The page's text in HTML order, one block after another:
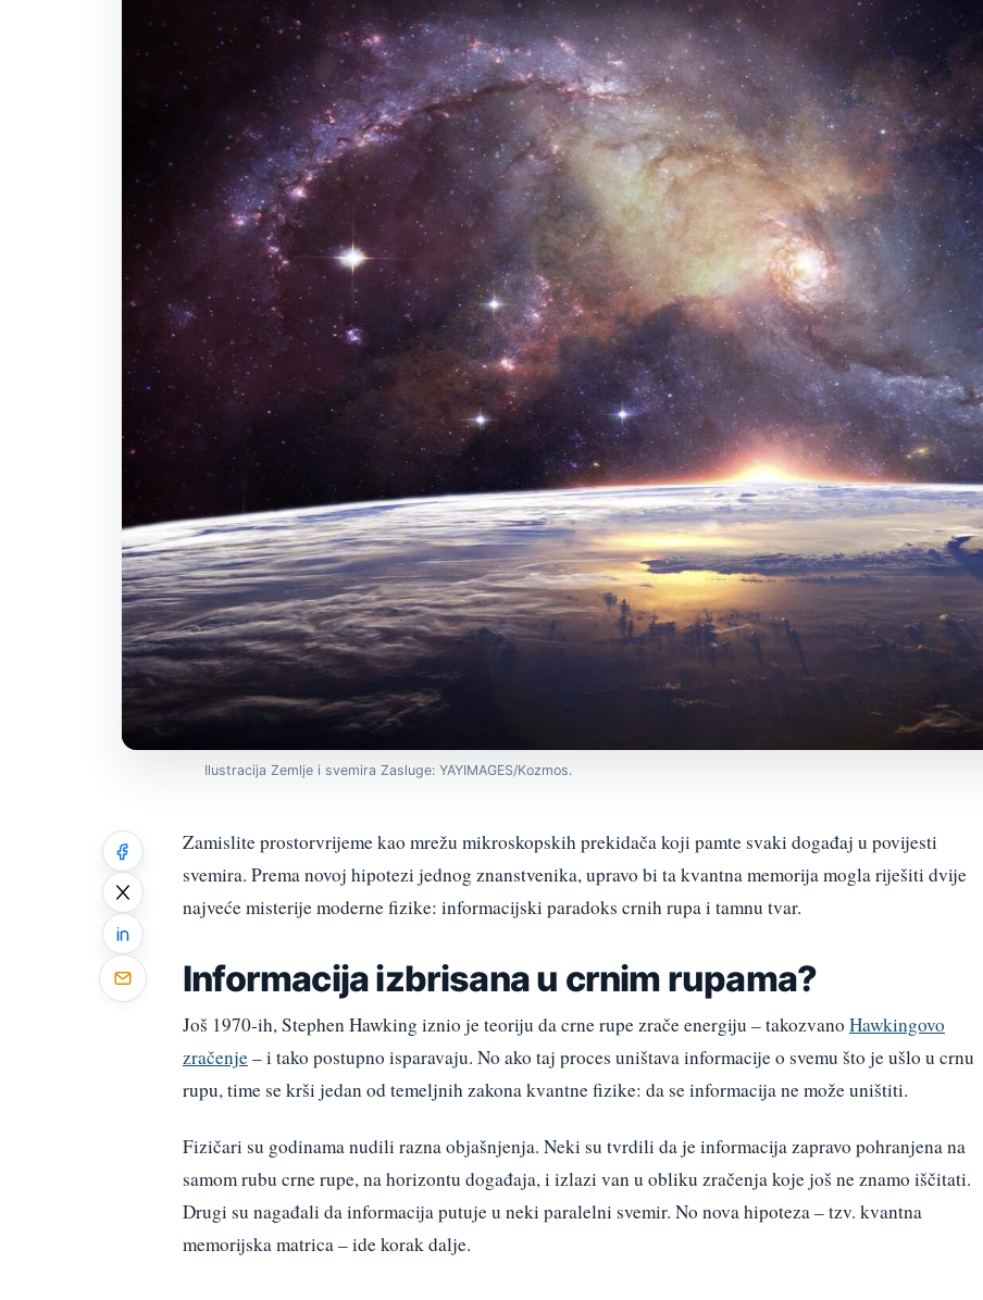
Ilustracija Zemlje i svemira Zasluge: YAYIMAGES/Kozmos.
Zamislite prostorvrijeme kao mrežu mikroskopskih prekidača koji pamte svaki događaj u povijesti
svemira. Prema novoj hipotezi jednog znanstvenika, upravo bi ta kvantna memorija mogla riješiti dvije
najveće misterije moderne fizike: informacijski paradoks crnih rupa i tamnu tvar.
Informacija izbrisana u crnim rupama?
Još 1970-ih, Stephen Hawking iznio je teoriju da crne rupe zrače energiju – takozvano Hawkingovo
zračenje– i tako postupno isparavaju. No ako taj proces uništava informacije o svemu što je ušlo u crnu
rupu, time se krši jedan od temeljnih zakona kvantne fizike: da se informacija ne može uništiti.
Fizičari su godinama nudili razna objašnjenja. Neki su tvrdili da je informacija zapravo pohranjena na
samom rubu crne rupe, na horizontu događaja, i izlazi van u obliku zračenja koje još ne znamo iščitati.
Drugi su nagađali da informacija putuje u neki paralelni svemir. No nova hipoteza – tzv. kvantna
memorijska matrica – ide korak dalje.